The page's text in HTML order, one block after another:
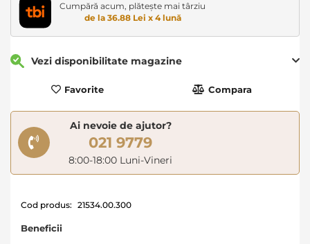
Cumpără acum, plătește mai târziu
de la 36.88 Lei x 4 lună
Vezi disponibilitate magazine
Favorite Compara
Ai nevoie de ajutor?
021 9779
8:00-18:00 Luni-Vineri
Cod produs: 21534.00.300
Beneficii